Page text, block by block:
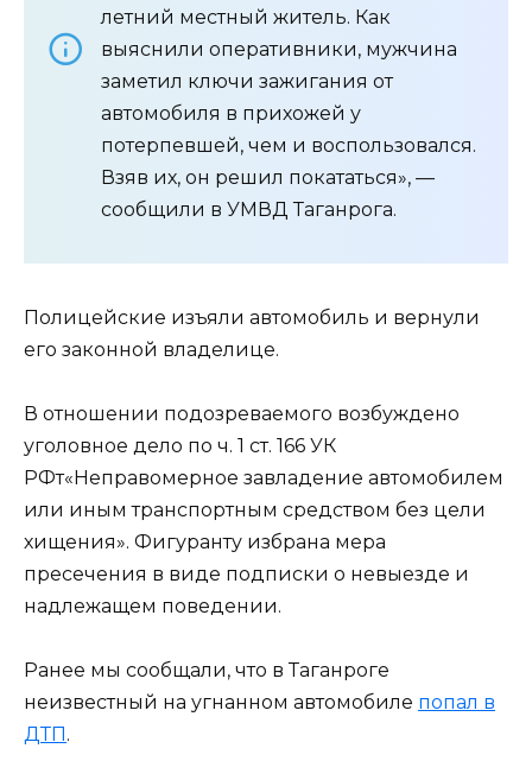
летний местный житель. Как
выяснили оперативники, мужчина
заметил ключи зажигания от
автомобиля в прихожей у
потерпевшей, чем и воспользовался.
Взяв их, он решил покататься», —
сообщили в УМВД Таганрога.
Полицейские изъяли автомобиль и вернули
его законной владелице.
В отношении подозреваемого возбуждено
уголовное дело по ч. 1 ст. 166 УК
РФт«Неправомерное завладение автомобилем
или иным транспортным средством без цели
хищения». Фигуранту избрана мера
пресечения в виде подписки о невыезде и
надлежащем поведении.
Ранее мы сообщали, что в Таганроге
неизвестный на угнанном автомобиле попал в
ДТП .